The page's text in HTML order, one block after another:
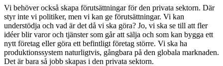
Vi behöver också skapa förutsättningar för den privata sektorn. Där
styr inte vi politiker, men vi kan ge förutsättningar. Vi kan
understödja och vad är det då vi ska göra? Jo, vi ska se till att fler
idéer blir varor och tjänster som går att sälja och som kan bygga ett
nytt företag eller göra ett befintligt företag större. Vi ska ha
produktionssystem naturligtvis, gångbara på den globala marknaden.
Det är bara så jobb skapas i den privata sektorn.